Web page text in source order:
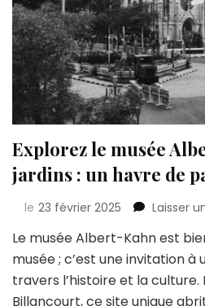
Explorez le musée
jardins : un havre de
le 23 février 2025 Laisser
Le musée Albert-Kahn est
musée ; c’est une invitation à
travers l’histoire et la culture.
Billancourt, ce site unique